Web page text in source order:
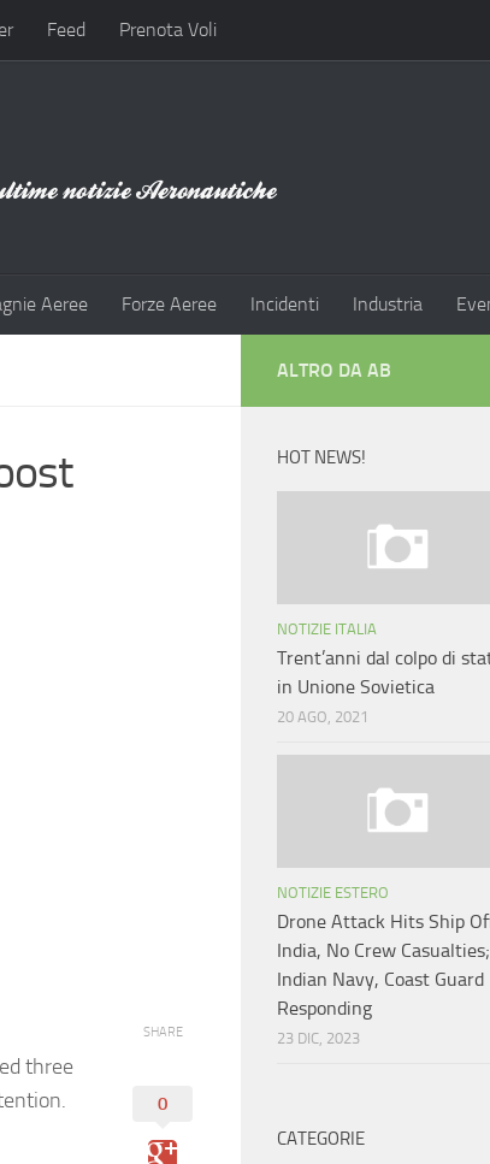
Feed Prenota Voli
Aeree Forze Aeree Incidenti Industria
three
SHARE
0
ALTRO DA AB
HOT NEWS!
NOTIZIE ITALIA
Trent’anni dal colpo di
in Unione Sovietica
20 AGO, 2021
NOTIZIE ESTERO
Drone Attack Hits Ship
India, No Crew Casualties;
Indian Navy, Coast Guard
Responding
23 DIC, 2023
CATEGORIE